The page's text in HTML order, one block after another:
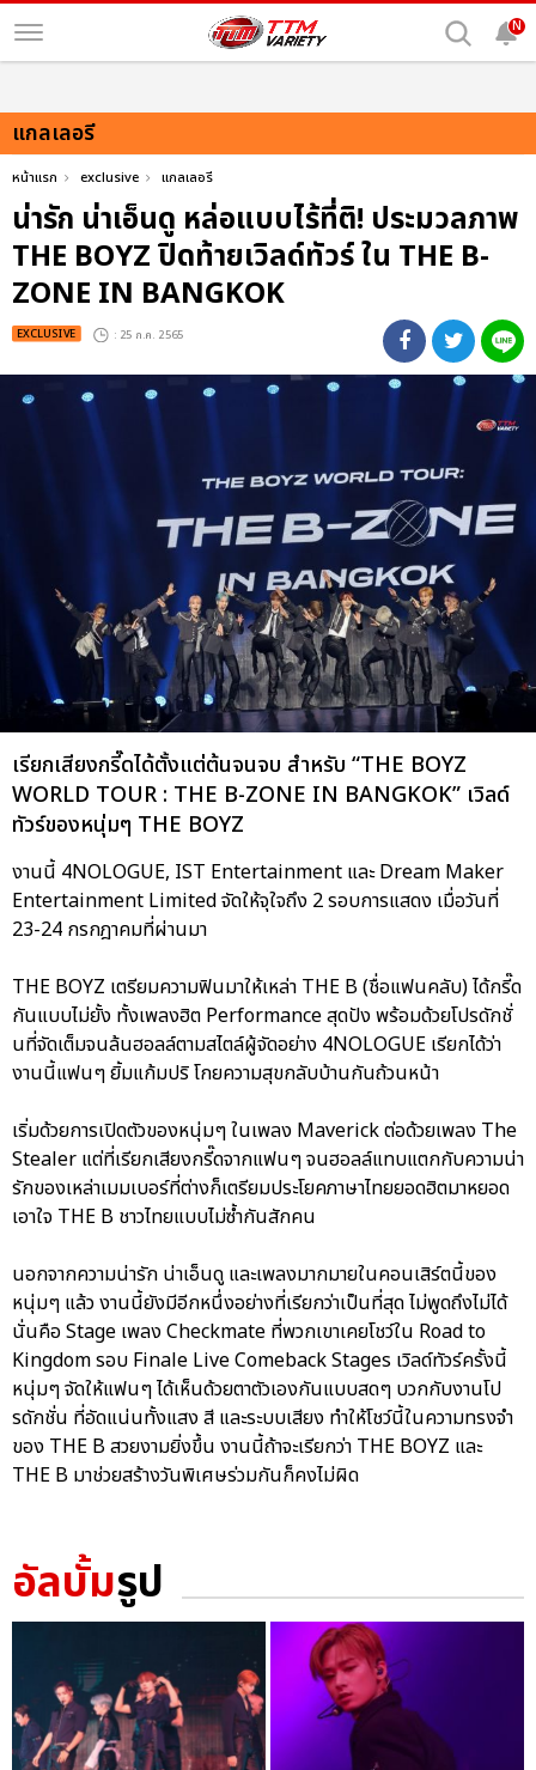
N
แกลเลอรี
หน้าแรก exclusive แกลเลอรี
น่ารัก น่าเอ็นดู หล่อแบบไร้ที่ติ! ประมวลภาพ
THE BOYZ ปิดท้ายเวิลด์ทัวร์ ใน THE B-
ZONE IN BANGKOK
EXCLUSIVE : 25 ก.ค. 2565
เรียกเสียงกรี๊ดได้ตั้งแต่ต้นจนจบ สำหรับ “THE BOYZ
WORLD TOUR : THE B-ZONE IN BANGKOK” เวิลด์
ทัวร์ของหนุ่มๆ THE BOYZ
งานนี้ 4NOLOGUE, IST Entertainment และ Dream Maker
Entertainment Limited จัดให้จุใจถึง 2 รอบการแสดง เมื่อวันที่
23-24 กรกฎาคมที่ผ่านมา
THE BOYZ เตรียมความฟินมาให้เหล่า THE B (ชื่อแฟนคลับ) ได้กรี๊ด
กันแบบไม่ยั้ง ทั้งเพลงฮิต Performance สุดปัง พร้อมด้วยโปรดักชั่
นที่จัดเต็มจนล้นฮอลล์ตามสไตล์ผู้จัดอย่าง 4NOLOGUE เรียกได้ว่า
งานนี้แฟนๆ ยิ้มแก้มปริ โกยความสุขกลับบ้านกันถ้วนหน้า
เริ่มด้วยการเปิดตัวของหนุ่มๆ ในเพลง Maverick ต่อด้วยเพลง The
Stealer แต่ที่เรียกเสียงกรี๊ดจากแฟนๆ จนฮอลล์แทบแตกกับความน่า
รักของเหล่าเมมเบอร์ที่ต่างก็เตรียมประโยคภาษาไทยยอดฮิตมาหยอด
เอาใจ THE B ชาวไทยแบบไม่ซ้ำกันสักคน
นอกจากความน่ารัก น่าเอ็นดู และเพลงมากมายในคอนเสิร์ตนี้ของ
หนุ่มๆ แล้ว งานนี้ยังมีอีกหนึ่งอย่างที่เรียกว่าเป็นที่สุด ไม่พูดถึงไม่ได้
นั่นคือ Stage เพลง Checkmate ที่พวกเขาเคยโชว์ใน Road to
Kingdom รอบ Finale Live Comeback Stages เวิลด์ทัวร์ครั้งนี้
หนุ่มๆ จัดให้แฟนๆ ได้เห็นด้วยตาตัวเองกันแบบสดๆ บวกกับงานโป
รดักชั่น ที่อัดแน่นทั้งแสง สี และระบบเสียง ทำให้โชว์นี้ในความทรงจำ
ของ THE B สวยงามยิ่งขึ้น งานนี้ถ้าจะเรียกว่า THE BOYZ และ
THE B มาช่วยสร้างวันพิเศษร่วมกันก็คงไม่ผิด
อัลบั้มรูป